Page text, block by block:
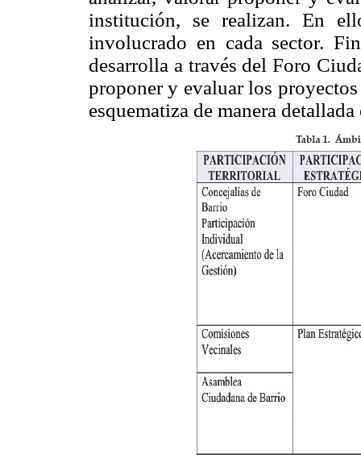
institución, se realizan. En
involucrado en cada sector.
desarrolla a través del Foro
proponer y evaluar los
esquematiza de manera